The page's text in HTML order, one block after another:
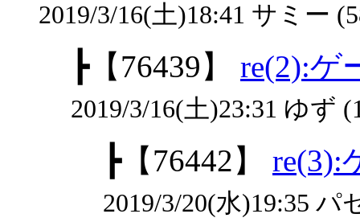
2019/3/16(土)18:41 サミー
┣【76439】 re(2):ゲ
2019/3/16(土)23:31 ゆず
┣【76442】 re(3):
2019/3/20(水)19:35 パ